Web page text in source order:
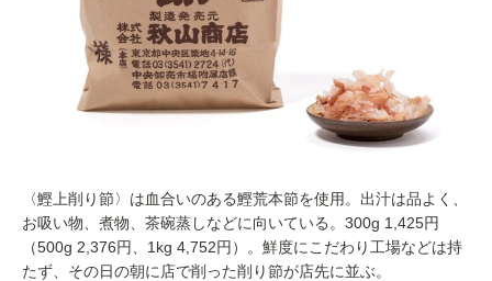
〈鰹上削り節〉は血合いのある鰹荒本節を使用。出汁は品よく、
お吸い物、煮物、茶碗蒸しなどに向いている。300g 1,425円
（500g 2,376円、1kg 4,752円）。鮮度にこだわり工場などは持
たず、その日の朝に店で削った削り節が店先に並ぶ。